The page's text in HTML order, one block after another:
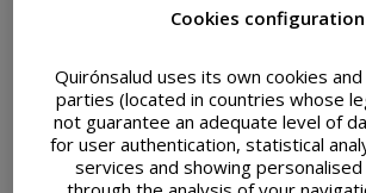
LINKEDIN
La Fundación
Quirónsalud
innovación
Cookies configuration
Quirónsalud uses its own cookies
parties (located in countries whose
not guarantee an adequate level of
for user authentication, statistical
services and showing